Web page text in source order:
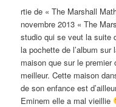
rtie de « The Marshall
novembre 2013 « The
studio qui se veut la suite
la pochette de l’album
maison que sur le
meilleur. Cette maison
de son enfance est
Eminem elle a mal vieillie